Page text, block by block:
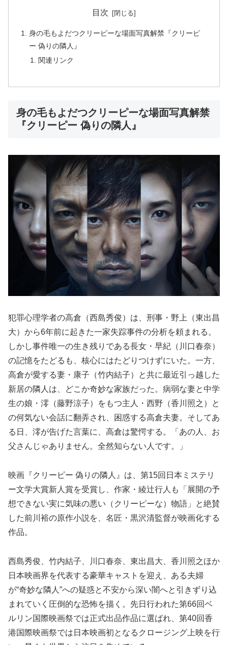
目次
身の毛もよだつクリーピーな場面写真解禁『クリーピ
ー 偽りの隣人』
関連リンク
身の毛もよだつクリーピーな場面写真解禁
『クリーピー 偽りの隣人』
犯罪心理学者の高倉（西島秀俊）は、刑事・野上（東出昌
大）から6年前に起きた一家失踪事件の分析を頼まれる。
しかし事件唯一の生き残りである長女・早紀（川口春奈）
の記憶をたどるも、核心にはたどりつけずにいた。一方、
高倉が愛する妻・康子（竹内結子）と共に最近引っ越した
新居の隣人は、どこか奇妙な家族だった。病弱な妻と中学
生の娘・澪（藤野涼子）をもつ主人・西野（香川照之）と
の何気ない会話に翻弄され、困惑する高倉夫妻。そしてあ
る日、澪が告げた言葉に、高倉は驚愕する。「あの人、お
父さんじゃありません。全然知らない人です。」
映画『クリーピー 偽りの隣人』は、第15回日本ミステリ
ー文学大賞新人賞を受賞し、作家・綾辻行人も「展開の予
想できない実に気味の悪い（クリーピーな）物語」と絶賛
した前川裕の原作小説を、名匠・黒沢清監督が映画化する
作品。
西島秀俊、竹内結子、川口春奈、東出昌大、香川照之ほか
日本映画界を代表する豪華キャストを迎え、ある夫婦
が“奇妙な隣人”への疑惑と不安から深い闇へと引きずり込
まれていく圧倒的な恐怖を描く。先日行われた第66回ベ
ルリン国際映画祭では正式出品作品に選ばれ、第40回香
港国際映画祭では日本映画初となるクロージング上映を行